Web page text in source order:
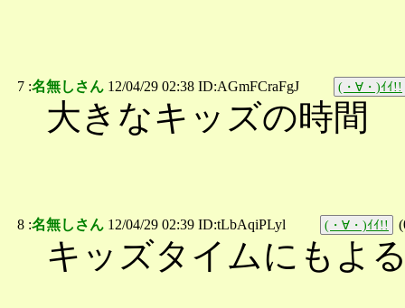
7 :名無しさん 12/04/29 02:38 ID:AGmFCraFgJ (・∀・)ｲｲ!!
大きなキッズの時間
8 :名無しさん 12/04/29 02:39 ID:tLbAqiPLyl (・∀・)ｲｲ!! (
キッズタイムにもよ